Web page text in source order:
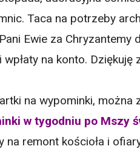
Taca na potrzeby
Ewie za Chryzantemy
wpłaty na konto.
na wypominki, można
w tygodniu po Mszy
na remont kościoła i